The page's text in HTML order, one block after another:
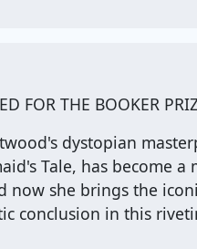
FOR THE BOOKER
dystopian
Tale, has become a
now she brings the
conclusion in this